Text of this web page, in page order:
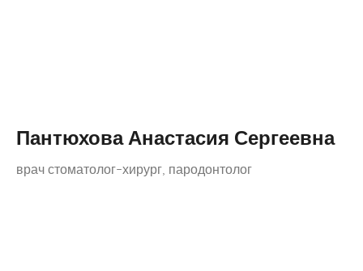
Пантюхова Анастасия Сергеевна
врач стоматолог-хирург, пародонтолог